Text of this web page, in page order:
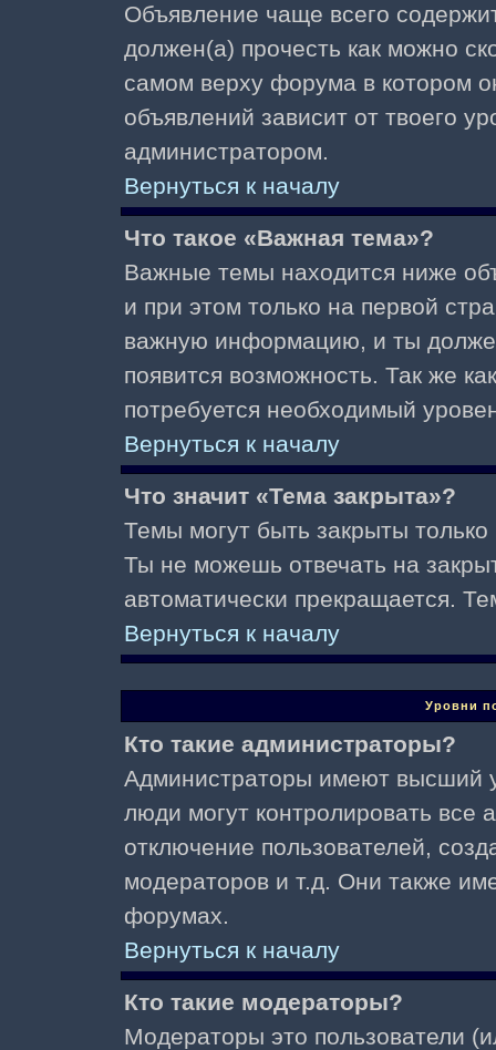
Объявление чаще всего
должен(а) прочесть как можно
самом верху форума в котором
объявлений зависит от твоего
администратором.
Вернуться к началу
Что такое «Важная тема»?
Важные темы находится ниже
и при этом только на первой
важную информацию, и ты
появится возможность. Так же
потребуется необходимый
Вернуться к началу
Что значит «Тема закрыта»?
Темы могут быть закрыты
Ты не можешь отвечать на
автоматически прекращается.
Вернуться к началу
Уровни
Кто такие администраторы?
Администраторы имеют высший
люди могут контролировать все
отключение пользователей,
модераторов и т.д. Они также
форумах.
Вернуться к началу
Кто такие модераторы?
Модераторы это пользователи